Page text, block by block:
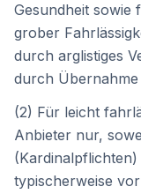
Gesundheit sowie
grober
durch arglistiges
durch Übernahme
(2) Für leicht
Anbieter nur,
typischerweise